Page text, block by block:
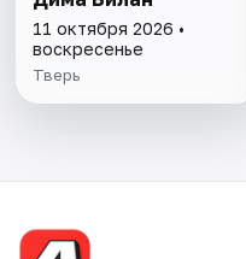
11 октября 2026 •
воскресенье
Тверь